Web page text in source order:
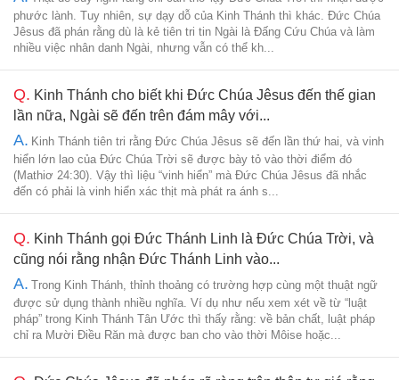
phước lành. Tuy nhiên, sự dạy dỗ của Kinh Thánh thì khác. Đức Chúa
Jêsus đã phán rằng dù là kẻ tiên tri tin Ngài là Đấng Cứu Chúa và làm
nhiều việc nhân danh Ngài, nhưng vẫn có thể kh...
Q. Kinh Thánh cho biết khi Đức Chúa Jêsus đến thế gian
lần nữa, Ngài sẽ đến trên đám mây với...
A. Kinh Thánh tiên tri rằng Đức Chúa Jêsus sẽ đến lần thứ hai, và vinh
hiển lớn lao của Đức Chúa Trời sẽ được bày tỏ vào thời điểm đó
(Mathiơ 24:30). Vậy thì liệu “vinh hiển” mà Đức Chúa Jêsus đã nhắc
đến có phải là vinh hiển xác thịt mà phát ra ánh s...
Q. Kinh Thánh gọi Đức Thánh Linh là Đức Chúa Trời, và
cũng nói rằng nhận Đức Thánh Linh vào...
A. Trong Kinh Thánh, thỉnh thoảng có trường hợp cùng một thuật ngữ
được sử dụng thành nhiều nghĩa. Ví dụ như nếu xem xét về từ “luật
pháp” trong Kinh Thánh Tân Ước thì thấy rằng: về bản chất, luật pháp
chỉ ra Mười Điều Răn mà được ban cho vào thời Môise hoặc...